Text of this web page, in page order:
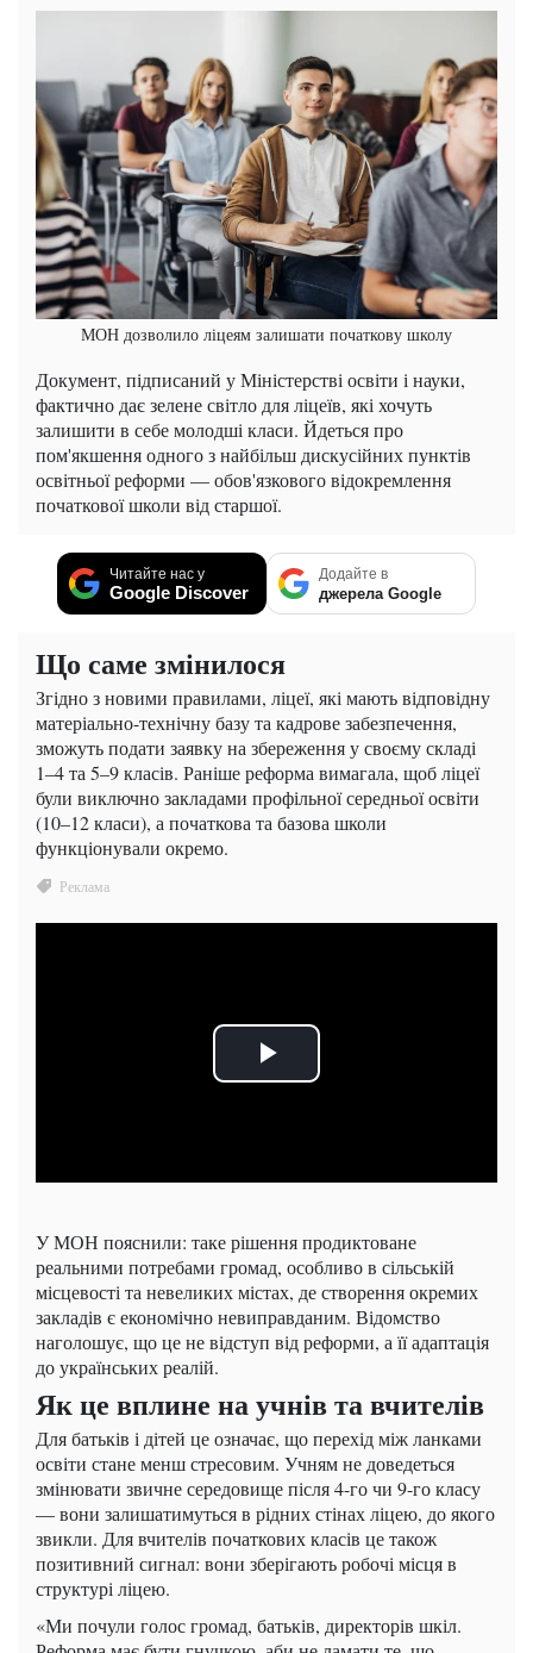
МОН дозволило ліцеям залишати початкову школу
Документ, підписаний у Міністерстві освіти і науки,
фактично дає зелене світло для ліцеїв, які хочуть
залишити в себе молодші класи. Йдеться про
пом'якшення одного з найбільш дискусійних пунктів
освітньої реформи — обов'язкового відокремлення
початкової школи від старшої.
Читайте нас у
Google Discover
Додайте в
джерела Google
Що саме змінилося
Згідно з новими правилами, ліцеї, які мають відповідну
матеріально-технічну базу та кадрове забезпечення,
зможуть подати заявку на збереження у своєму складі
1–4 та 5–9 класів. Раніше реформа вимагала, щоб ліцеї
були виключно закладами профільної середньої освіти
(10–12 класи), а початкова та базова школи
функціонували окремо.
У МОН пояснили: таке рішення продиктоване
реальними потребами громад, особливо в сільській
місцевості та невеликих містах, де створення окремих
закладів є економічно невиправданим. Відомство
наголошує, що це не відступ від реформи, а її адаптація
до українських реалій.
Як це вплине на учнів та вчителів
Для батьків і дітей це означає, що перехід між ланками
освіти стане менш стресовим. Учням не доведеться
змінювати звичне середовище після 4-го чи 9-го класу
— вони залишатимуться в рідних стінах ліцею, до якого
звикли. Для вчителів початкових класів це також
позитивний сигнал: вони зберігають робочі місця в
структурі ліцею.
«Ми почули голос громад, батьків, директорів шкіл.